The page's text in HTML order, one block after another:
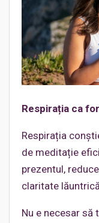
Respirația ca
Respirația
de meditație
prezentul,
claritate
Nu e necesar